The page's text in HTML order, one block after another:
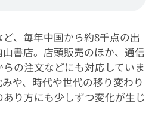
、毎年中国から約8千点の出
書店。店頭販売のほか、通信
の注文などにも対応していま
や、時代や世代の移り変わり
り方にも少しずつ変化が生じ